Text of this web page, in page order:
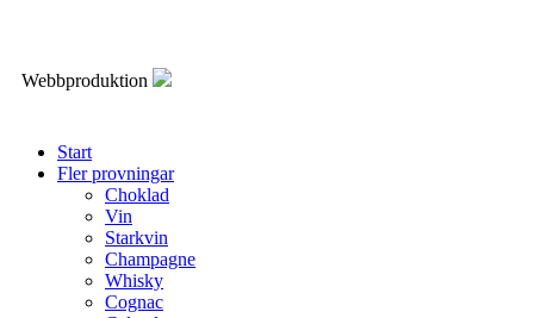
Webbproduktion
Start
Fler provningar
Choklad
Vin
Starkvin
Champagne
Whisky
Cognac